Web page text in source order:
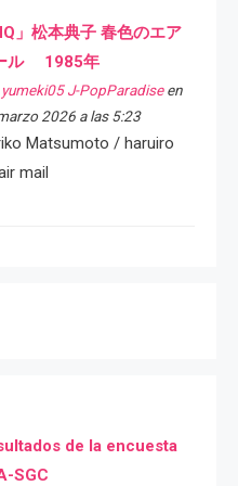
」松本典子 春色のエア
ル 1985年
yumeki05 J-PopParadiseen
2026 a las 5:23
Matsumoto / haruiro
mail
de la encuesta
SGC